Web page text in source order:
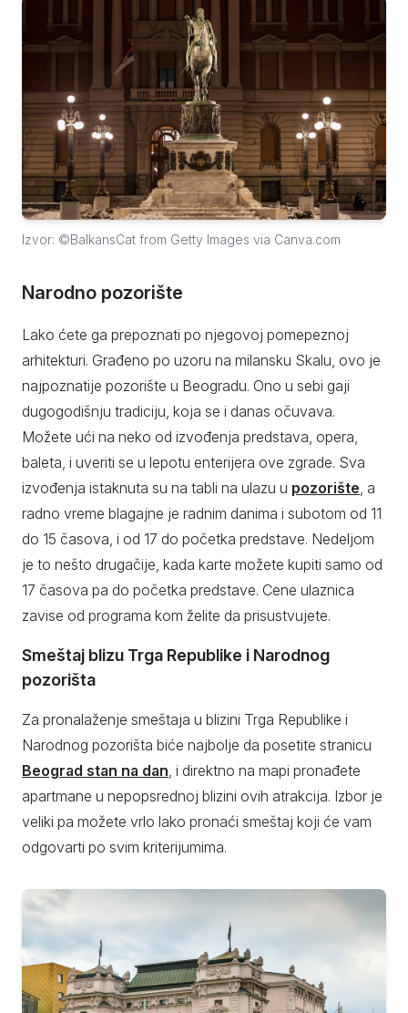
Izvor: ©BalkansCat from Getty Images via Canva.com
Narodno pozorište
Lako ćete ga prepoznati po njegovoj pomepeznoj
arhitekturi. Građeno po uzoru na milansku Skalu, ovo je
najpoznatije pozorište u Beogradu. Ono u sebi gaji
dugogodišnju tradiciju, koja se i danas očuvava.
Možete ući na neko od izvođenja predstava, opera,
baleta, i uveriti se u lepotu enterijera ove zgrade. Sva
izvođenja istaknuta su na tabli na ulazu u pozorište , a
radno vreme blagajne je radnim danima i subotom od 11
do 15 časova, i od 17 do početka predstave. Nedeljom
je to nešto drugačije, kada karte možete kupiti samo od
17 časova pa do početka predstave. Cene ulaznica
zavise od programa kom želite da prisustvujete.
Smeštaj blizu Trga Republike i Narodnog
pozorišta
Za pronalaženje smeštaja u blizini Trga Republike i
Narodnog pozorišta biće najbolje da posetite stranicu
Beograd stan na dan , i direktno na mapi pronađete
apartmane u nepopsrednoj blizini ovih atrakcija. Izbor je
veliki pa možete vrlo lako pronaći smeštaj koji će vam
odgovarti po svim kriterijumima.